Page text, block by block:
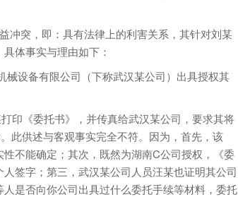
突，即：具有法律上的利害关系，其针对刘某
体事实与理由如下：
设备有限公司（下称武汉某公司）出具授权其
《委托书》，并传真给武汉某公司，要求其将
此供述与客观事实完全不符。因为，首先，该
不能确定；其次，既然为湖南C公司授权，《委
签字；第三，武汉某公司人员汪某也证明其公司
是否向你公司出具过什么委托手续等材料，委托